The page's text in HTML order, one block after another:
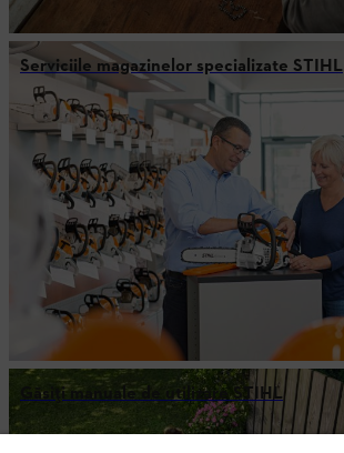
Serviciile magazinelor specializate STIHL
Găsiți manuale de utilizare STIHL